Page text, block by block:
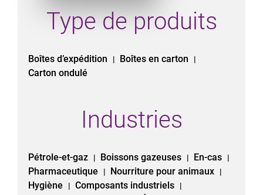
Type de produits
Boîtes d’expédition | Boîtes en carton |
Carton ondulé
Industries
Pétrole-et-gaz | Boissons gazeuses | En-cas |
Pharmaceutique | Nourriture pour animaux |
Hygiène | Composants industriels |